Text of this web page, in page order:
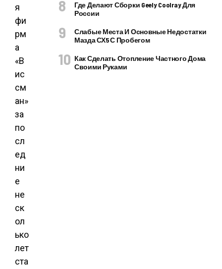
я
фи
рм
а
«В
ис
см
ан»
за
по
сл
ед
ни
е
не
ск
ол
ько
лет
ста
Где Делают Сборки Geely Coolray Для
России
Слабые Места И Основные Недостатки
Мазда СХ5 С Пробегом
Как Сделать Отопление Частного Дома
Своими Руками